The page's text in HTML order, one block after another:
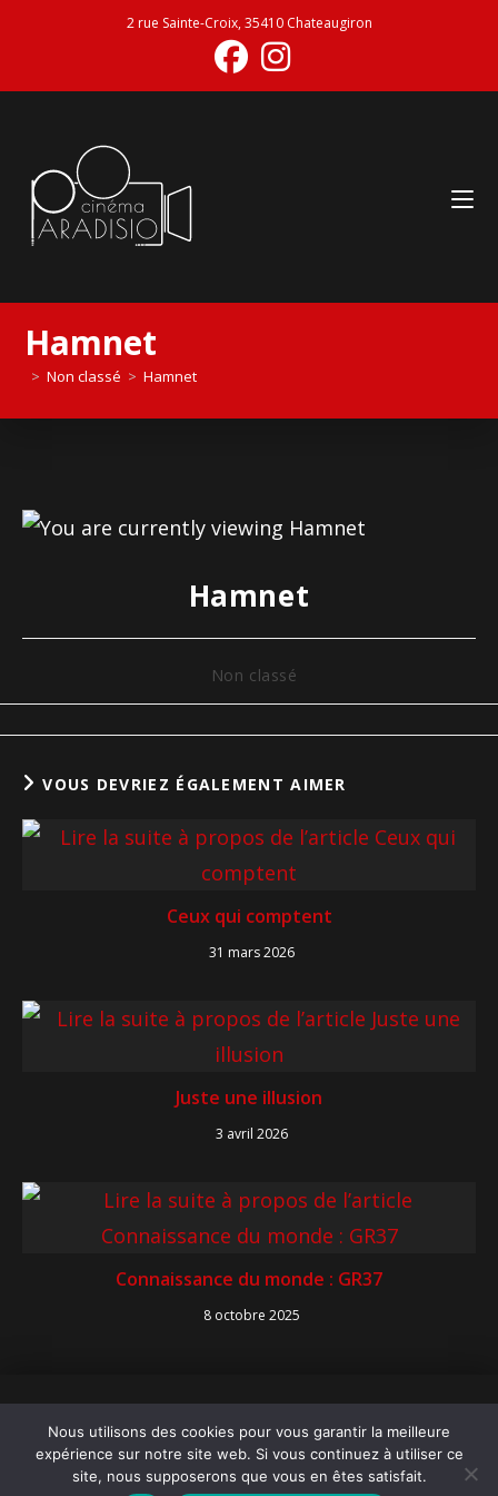
2 rue Sainte-Croix, 35410 Chateaugiron
Hamnet
> Non classé > Hamnet
Hamnet
Non classé
VOUS DEVRIEZ ÉGALEMENT AIMER
Ceux qui comptent
31 mars 2026
Juste une illusion
3 avril 2026
Connaissance du monde : GR37
8 octobre 2025
Mentions légales
Politique de confidentialité
Nous utilisons des cookies pour vous garantir la meilleure
expérience sur notre site web. Si vous continuez à utiliser ce
site, nous supposerons que vous en êtes satisfait.